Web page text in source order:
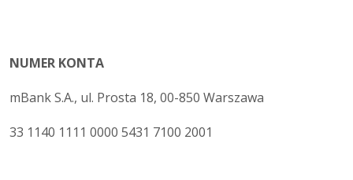
NUMER KONTA
mBank S.A., ul. Prosta 18, 00-850 Warszawa
33 1140 1111 0000 5431 7100 2001